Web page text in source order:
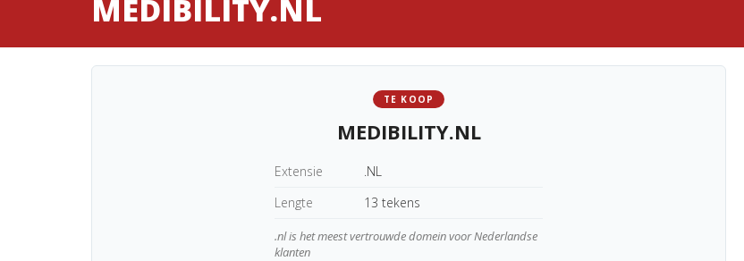
MEDIBILITY.NL
TE KOOP
MEDIBILITY.NL
Extensie
.NL
Lengte
13 tekens
.nl is het meest vertrouwde domein voor Nederlandse
klanten